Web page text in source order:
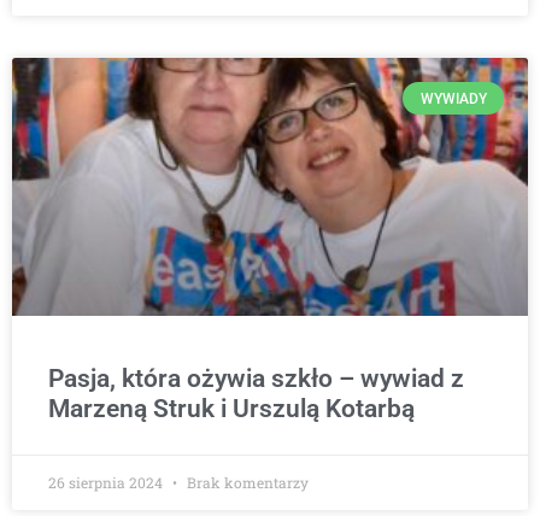
WYWIADY
Pasja, która ożywia szkło – wywiad z
Marzeną Struk i Urszulą Kotarbą
26 sierpnia 2024 Brak komentarzy